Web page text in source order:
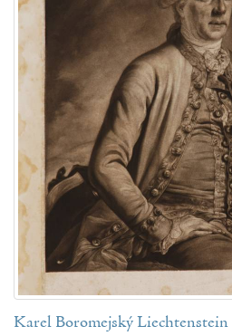
Karel Boromejský Liechtenstein